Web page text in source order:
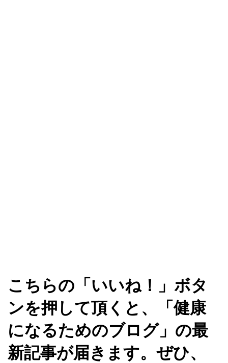
こちらの「いいね！」ボタ
ンを押して頂くと、「健康
になるためのブログ」の最
新記事が届きます。ぜひ、